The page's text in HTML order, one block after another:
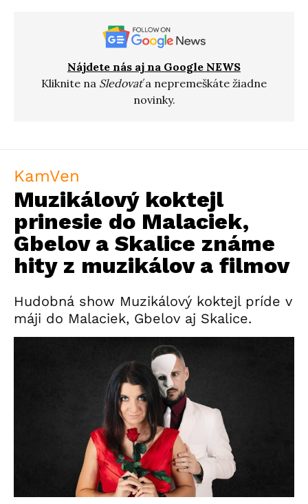
Nájdete nás aj na Google NEWS
Kliknite na Sledovaťa nepremeškáte žiadne
novinky.
KamVen
Muzikálový koktejl
prinesie do Malaciek,
Gbelov a Skalice známe
hity z muzikálov a filmov
Hudobná show Muzikálový koktejl príde v
máji do Malaciek, Gbelov aj Skalice.